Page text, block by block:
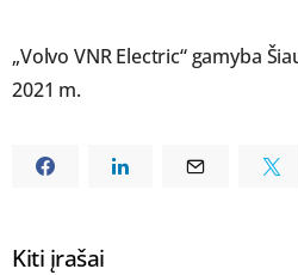
„Volvo VNR Electric“ gamyba
2021 m.
Kiti įrašai